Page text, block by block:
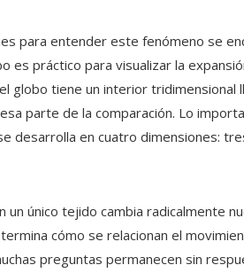
para entender este fenómeno se
es práctico para visualizar la
globo tiene un interior tridimensional
parte de la comparación. Lo
desarrolla en cuatro dimensiones:
un único tejido cambia radicalmente
cómo se relacionan el
preguntas permanecen sin